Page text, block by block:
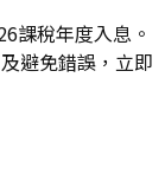
課稅年度入息。
避免錯誤，立即